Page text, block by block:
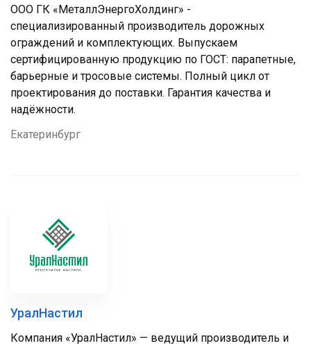
ООО ГК «МеталлЭнергоХолдинг» -
специализированный производитель дорожных
ограждений и комплектующих. Выпускаем
сертифицированную продукцию по ГОСТ: парапетные,
барьерные и тросовые системы. Полный цикл от
проектирования до поставки. Гарантия качества и
надёжности.
Екатеринбург
УралНастил
Компания «УралНастил» — ведущий производитель и